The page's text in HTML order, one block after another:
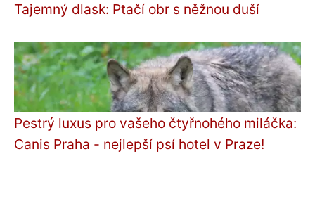
Tajemný dlask: Ptačí obr s něžnou duší
Pestrý luxus pro vašeho čtyřnohého miláčka:
Canis Praha - nejlepší psí hotel v Praze!